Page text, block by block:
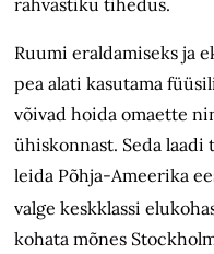
Ruumi eraldamiseks ja
pea alati kasutama
võivad hoida omaette
ühiskonnast. Seda
leida Põhja-Ameerika
valge keskklassi
kohata mõnes